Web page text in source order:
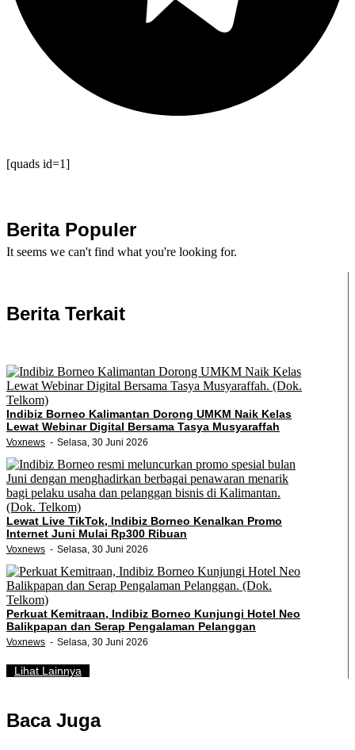
[quads id=1]
Berita Populer
It seems we can't find what you're looking for.
Berita Terkait
Indibiz Borneo Kalimantan Dorong UMKM Naik Kelas
Lewat Webinar Digital Bersama Tasya Musyaraffah
Voxnews Selasa, 30 Juni 2026
Lewat Live TikTok, Indibiz Borneo Kenalkan Promo
Internet Juni Mulai Rp300 Ribuan
Voxnews Selasa, 30 Juni 2026
Perkuat Kemitraan, Indibiz Borneo Kunjungi Hotel Neo
Balikpapan dan Serap Pengalaman Pelanggan
Voxnews Selasa, 30 Juni 2026
Lihat Lainnya
Baca Juga